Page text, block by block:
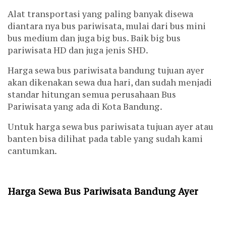
Alat transportasi yang paling banyak disewa
diantara nya bus pariwisata, mulai dari bus mini
bus medium dan juga big bus. Baik big bus
pariwisata HD dan juga jenis SHD.
Harga sewa bus pariwisata bandung tujuan ayer
akan dikenakan sewa dua hari, dan sudah menjadi
standar hitungan semua perusahaan Bus
Pariwisata yang ada di Kota Bandung.
Untuk harga sewa bus pariwisata tujuan ayer atau
banten bisa dilihat pada table yang sudah kami
cantumkan.
Harga Sewa Bus Pariwisata Bandung Ayer